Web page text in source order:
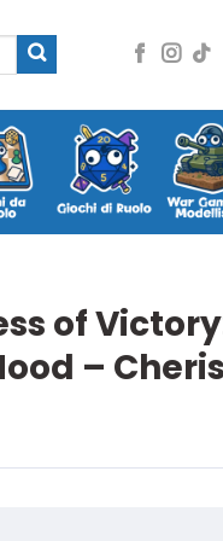
of
–